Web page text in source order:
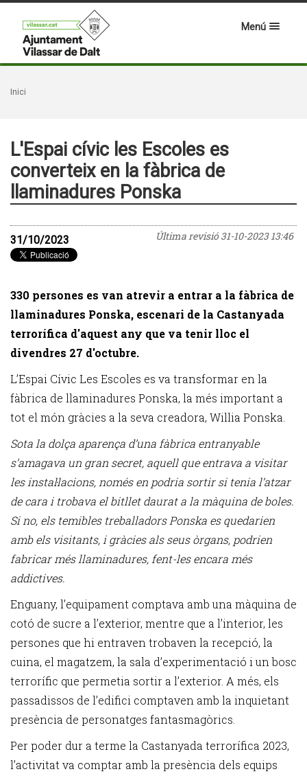
Menú
Inici
L'Espai cívic les Escoles es
converteix en la fàbrica de
llaminadures Ponska
Última revisió31-10-2023 13:46
31/10/2023
330 persones es van atrevir a entrar a la fàbrica de
llaminadures Ponska, escenari de la Castanyada
terrorífica d'aquest any que va tenir lloc el
divendres 27 d'octubre.
L’Espai Cívic Les Escoles es va transformar en la
fàbrica de llaminadures Ponska, la més important a
tot el món gràcies a la seva creadora, Willia Ponska.
Sota la dolça aparença d’una fàbrica entranyable
s’amagava un gran secret, aquell que entrava a visitar
les instal·lacions, només en podria sortir si tenia l’atzar
de cara i trobava el bitllet daurat a la màquina de boles.
Si no, els temibles treballadors Ponska es quedarien
amb els visitants, i gràcies als seus òrgans, podrien
fabricar més llaminadures, fent-les encara més
addictives.
Enguany, l’equipament comptava amb una màquina de
cotó de sucre a l’exterior, mentre que a l’interior, les
persones que hi entraven trobaven la recepció, la
cuina, el magatzem, la sala d’experimentació i un bosc
terrorífic que permetia sortir a l’exterior. A més, els
passadissos de l’edifici comptaven amb la inquietant
presència de personatges fantasmagòrics.
Per poder dur a terme la Castanyada terrorífica 2023,
l’activitat va comptar amb la presència dels equips